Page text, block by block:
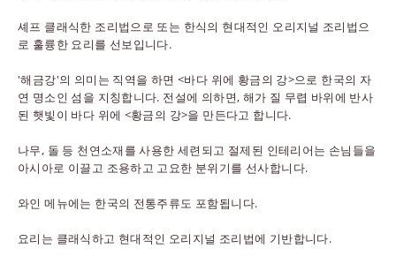
셰프 클래식한 조리법으로 또는 한식의 현대적인 오리지널 조리법으
로 훌륭한 요리를 선보입니다.
'해금강'의 의미는 직역을 하면 <바다 위에 황금의 강>으로 한국의 자
연 명소인 섬을 지칭합니다. 전설에 의하면, 해가 질 무렵 바위에 반사
된 햇빛이 바다 위에 <황금의 강>을 만든다고 합니다.
나무, 돌 등 천연소재를 사용한 세련되고 절제된 인테리어는 손님들을
아시아로 이끌고 조용하고 고요한 분위기를 선사합니다.
와인 메뉴에는 한국의 전통주류도 포함됩니다.
요리는 클래식하고 현대적인 오리지널 조리법에 기반합니다.